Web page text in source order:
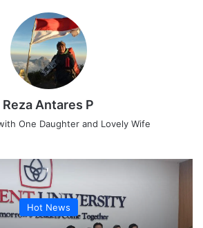
Reza Antares P
One Daughter and Lovely Wife
Hot News